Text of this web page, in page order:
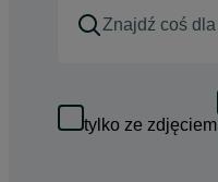
tylko ze zdjęciem